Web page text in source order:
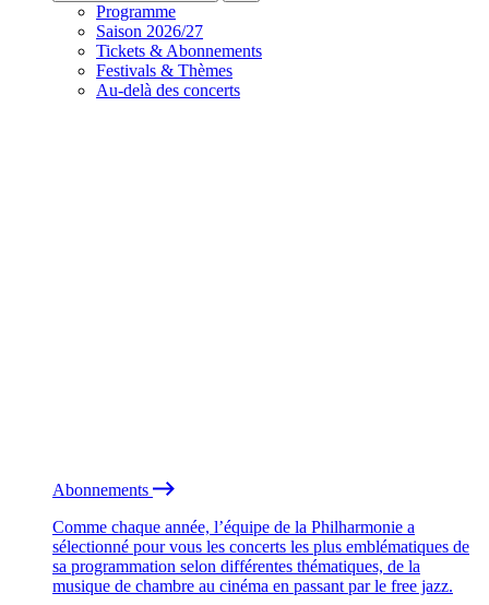
Programme
Saison 2026/27
Tickets & Abonnements
Festivals & Thèmes
Au-delà des concerts
Abonnements
Comme chaque année, l’équipe de la Philharmonie a
sélectionné pour vous les concerts les plus emblématiques de
sa programmation selon différentes thématiques, de la
musique de chambre au cinéma en passant par le free jazz.